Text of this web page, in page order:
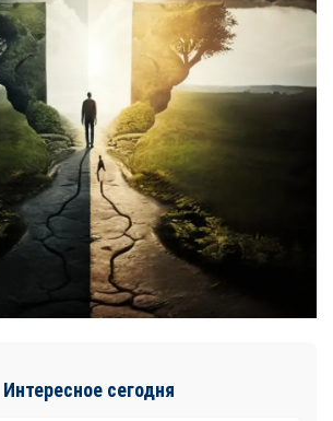
Интересное сегодня